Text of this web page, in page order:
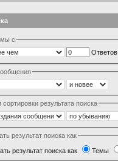
с
Ответов
сортировки результата поиска
результат поиска как
результат поиска как Темы